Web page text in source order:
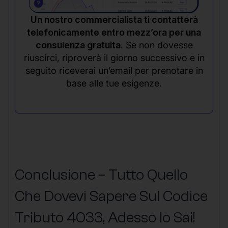
Un nostro commercialista ti contatterà
telefonicamente entro mezz’ora per una
consulenza gratuita. Se non dovesse
riuscirci, riproverà il giorno successivo e in
seguito riceverai un’email per prenotare in
base alle tue esigenze.
Conclusione – Tutto Quello
Che Dovevi Sapere Sul Codice
Tributo 4033, Adesso lo Sai!